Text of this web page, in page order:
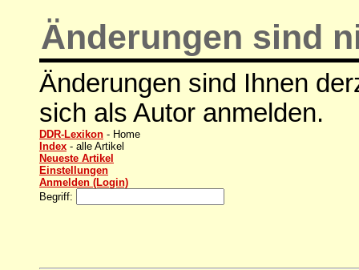
Änderungen sind
Änderungen sind Ihnen
sich als Autor anmelden.
DDR-Lexikon - Home
Index - alle Artikel
Neueste Artikel
Einstellungen
Anmelden (Login)
Begriff: